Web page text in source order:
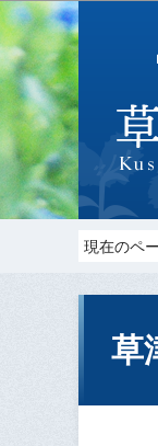
現在のペ
草